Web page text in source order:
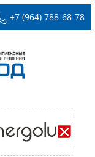
+7 (964) 788-68-78